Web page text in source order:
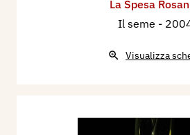
La Spesa
Il seme -
Visualizza